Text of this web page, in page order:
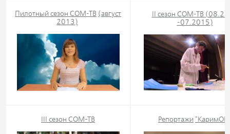
Пилотный сезон СОМ-ТВ (август
2013)
II сезон СОМ-ТВ
-07.2015)
III сезон СОМ-ТВ Репортажи